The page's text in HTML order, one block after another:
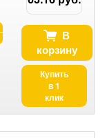
В
корзину
Купить
в 1
клик